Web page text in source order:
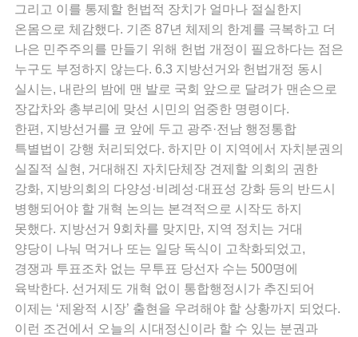
그리고 이를 통제할 헌법적 장치가 얼마나 절실한지
온몸으로 체감했다. 기존 87년 체제의 한계를 극복하고 더
나은 민주주의를 만들기 위해 헌법 개정이 필요하다는 점은
누구도 부정하지 않는다. 6.3 지방선거와 헌법개정 동시
실시는, 내란의 밤에 맨 발로 국회 앞으로 달려가 맨손으로
장갑차와 총부리에 맞선 시민의 엄중한 명령이다.
한편, 지방선거를 코 앞에 두고 광주·전남 행정통합
특별법이 강행 처리되었다. 하지만 이 지역에서 자치분권의
실질적 실현, 거대해진 자치단체장 견제할 의회의 권한
강화, 지방의회의 다양성·비례성·대표성 강화 등의 반드시
병행되어야 할 개혁 논의는 본격적으로 시작도 하지
못했다. 지방선거 9회차를 맞지만, 지역 정치는 거대
양당이 나눠 먹거나 또는 일당 독식이 고착화되었고,
경쟁과 투표조차 없는 무투표 당선자 수는 500명에
육박한다. 선거제도 개혁 없이 통합행정시가 추진되어
이제는 ‘제왕적 시장’ 출현을 우려해야 할 상황까지 되었다.
이런 조건에서 오늘의 시대정신이라 할 수 있는 분권과